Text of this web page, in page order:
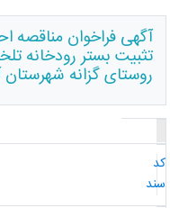
آگهی فراخوان مناقصه
تثبیت بستر رودخانه
روستای گزانه شهرستان